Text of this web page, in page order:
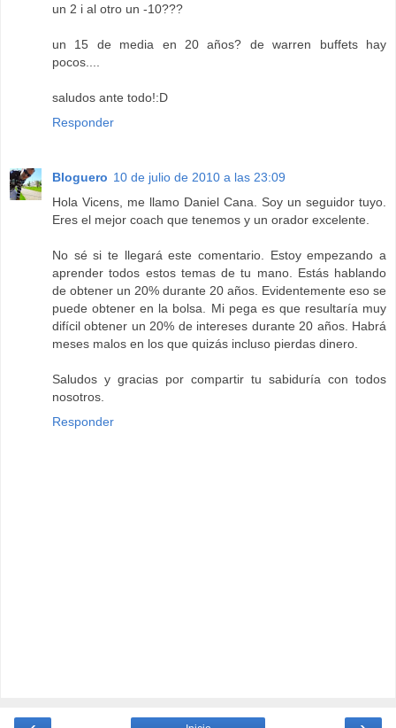
un 2 i al otro un -10???
un 15 de media en 20 años? de warren buffets hay
pocos....
saludos ante todo!:D
Responder
Bloguero 10 de julio de 2010 a las 23:09
Hola Vicens, me llamo Daniel Cana. Soy un seguidor tuyo.
Eres el mejor coach que tenemos y un orador excelente.
No sé si te llegará este comentario. Estoy empezando a
aprender todos estos temas de tu mano. Estás hablando
de obtener un 20% durante 20 años. Evidentemente eso se
puede obtener en la bolsa. Mi pega es que resultaría muy
difícil obtener un 20% de intereses durante 20 años. Habrá
meses malos en los que quizás incluso pierdas dinero.
Saludos y gracias por compartir tu sabiduría con todos
nosotros.
Responder